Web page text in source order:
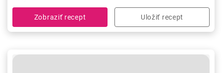
Zobraziť recept Uložiť recept